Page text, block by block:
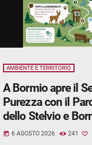
AMBIENTE E TERRITORIO
A Bormio apre il Sentiero della
Purezza con il
dello Stelvio e
today 6 AGOSTO 2026 241